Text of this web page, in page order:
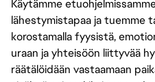
Käytämme
lähestymistapaa ja tuemme
korostamalla fyysistä,
uraan ja yhteisöön liittyvää
räätälöidään vastaamaan